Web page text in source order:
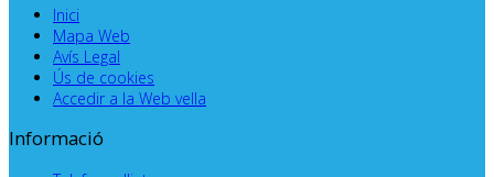
Inici
Mapa Web
Avís Legal
Ús de cookies
Accedir a la Web vella
Informació